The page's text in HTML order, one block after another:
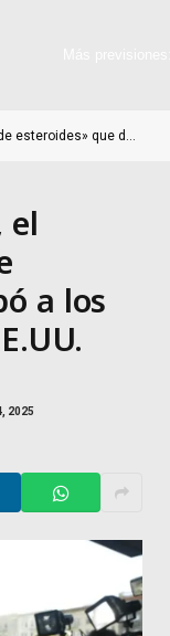
los atletas de élite en EE.UU.
el
a los
2025